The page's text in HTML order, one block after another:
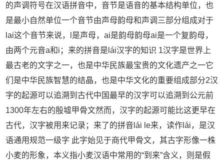
的声调符号在汉语拼音中，音节是语音的基本结构单位，也
是最小自然单位一个音节由声母韵母和声调三部分组成对于
lai这个音节来说，l是声母，ai是韵母韵母ai是一个复韵母，
由两个元音a和i；来的拼音是lái汉字的知识 1汉字是世界上
最古老的文字之一，也是中华民族最宝贵的文化遗产之一它
们是中华民族智慧的结晶，也是中华文化的重要组成部分2汉
字的起源可以追溯到古代中国最早的汉字可以追溯到公元前
1300年左右的殷墟甲骨文然而，汉字的起源可能比这更早在
古代，汉字被用来记录；来了的拼音lái le来，读作lái，是汉
语通用规范一级字 此字始见于商代甲骨文，其古字形像一株
小麦的形象，本义指小麦汉语中常用的“到来”含义，则是假